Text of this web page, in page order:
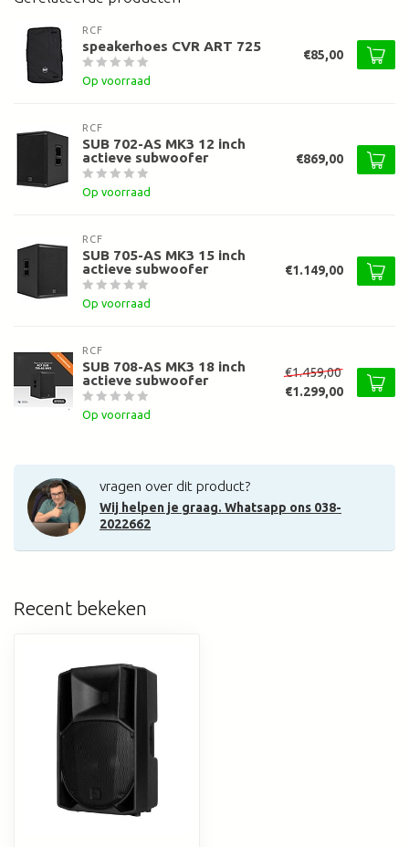
RCF
speakerhoes CVR ART 725
Op voorraad
€85,00
RCF
SUB 702-AS MK3 12 inch
actieve subwoofer
Op voorraad
€869,00
RCF
SUB 705-AS MK3 15 inch
actieve subwoofer
Op voorraad
€1.149,00
RCF
SUB 708-AS MK3 18 inch
actieve subwoofer
Op voorraad
€1.459,00
€1.299,00
vragen over dit product?
Wij helpen je graag. Whatsapp ons 038-
2022662
Recent bekeken